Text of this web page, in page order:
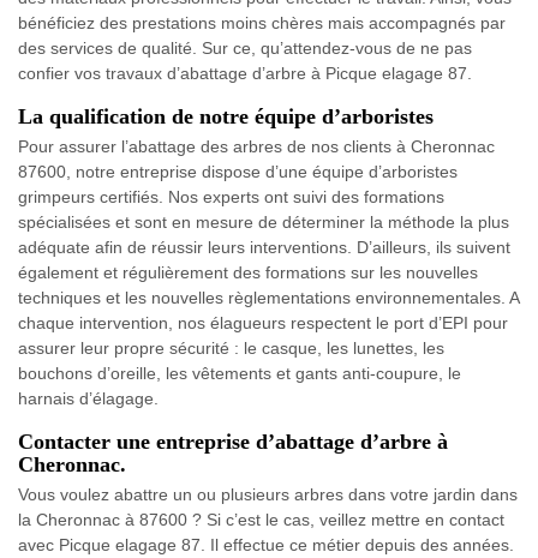
bénéficiez des prestations moins chères mais accompagnés par
des services de qualité. Sur ce, qu’attendez-vous de ne pas
confier vos travaux d’abattage d’arbre à Picque elagage 87.
La qualification de notre équipe d’arboristes
Pour assurer l’abattage des arbres de nos clients à Cheronnac
87600, notre entreprise dispose d’une équipe d’arboristes
grimpeurs certifiés. Nos experts ont suivi des formations
spécialisées et sont en mesure de déterminer la méthode la plus
adéquate afin de réussir leurs interventions. D’ailleurs, ils suivent
également et régulièrement des formations sur les nouvelles
techniques et les nouvelles règlementations environnementales. A
chaque intervention, nos élagueurs respectent le port d’EPI pour
assurer leur propre sécurité : le casque, les lunettes, les
bouchons d’oreille, les vêtements et gants anti-coupure, le
harnais d’élagage.
Contacter une entreprise d’abattage d’arbre à
Cheronnac.
Vous voulez abattre un ou plusieurs arbres dans votre jardin dans
la Cheronnac à 87600 ? Si c’est le cas, veillez mettre en contact
avec Picque elagage 87. Il effectue ce métier depuis des années.